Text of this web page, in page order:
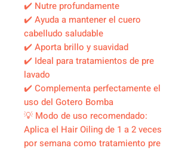
✔️ Nutre profundamente
✔️ Ayuda a mantener el cuero
cabelludo saludable
✔️ Aporta brillo y suavidad
✔️ Ideal para tratamientos de pre
lavado
✔️ Complementa perfectamente el
uso del Gotero Bomba
💡 Modo de uso recomendado:
Aplica el Hair Oiling de 1 a 2 veces
por semana como tratamiento pre